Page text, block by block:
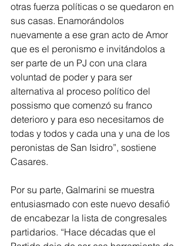
otras fuerza políticas o se quedaron en
sus casas. Enamorándolos
nuevamente a ese gran acto de Amor
que es el peronismo e invitándolos a
ser parte de un PJ con una clara
voluntad de poder y para ser
alternativa al proceso político del
possismo que comenzó su franco
deterioro y para eso necesitamos de
todas y todos y cada una y una de los
peronistas de San Isidro”, sostiene
Casares.
Por su parte, Galmarini se muestra
entusiasmado con este nuevo desafió
de encabezar la lista de congresales
partidarios. “Hace décadas que el